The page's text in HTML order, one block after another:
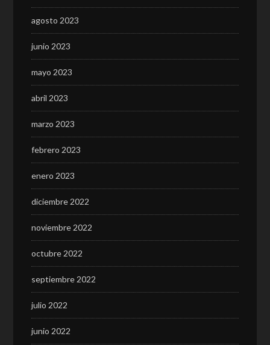
agosto 2023
junio 2023
mayo 2023
abril 2023
marzo 2023
febrero 2023
enero 2023
diciembre 2022
noviembre 2022
octubre 2022
septiembre 2022
julio 2022
junio 2022